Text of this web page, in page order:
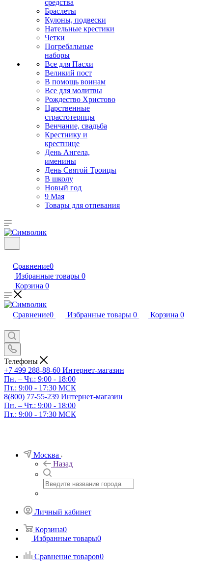
средства
Браслеты
Кулоны, подвески
Нательные крестики
Четки
Погребальные
наборы
Все для Пасхи
Великий пост
В помощь воинам
Все для молитвы
Рождество Христово
Царственные
страстотерпцы
Венчание, свадьба
Крестнику и
крестнице
День Ангела,
именины
День Святой Троицы
В школу
Новый год
9 Мая
Товары для отпевания
Сравнение0
Избранные товары 0
Корзина 0
Сравнение0 Избранные товары 0 Корзина 0
Телефоны
+7 499 288-88-60 Интернет-магазин
Пн. – Чт.: 9:00 - 18:00
Пт.: 9:00 - 17:30 МСК
8(800) 77-55-239 Интернет-магазин
Пн. – Чт.: 9:00 - 18:00
Пт.: 9:00 - 17:30 МСК
Москва
Назад
Личный кабинет
Корзина0
Избранные товары0
Сравнение товаров0